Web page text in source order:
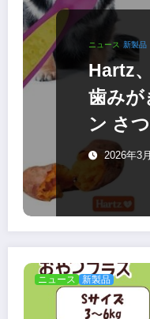
ニュース 新製品
Hartz
歯みが
ン さ
ー」に
2026年3
ニュース 新製品